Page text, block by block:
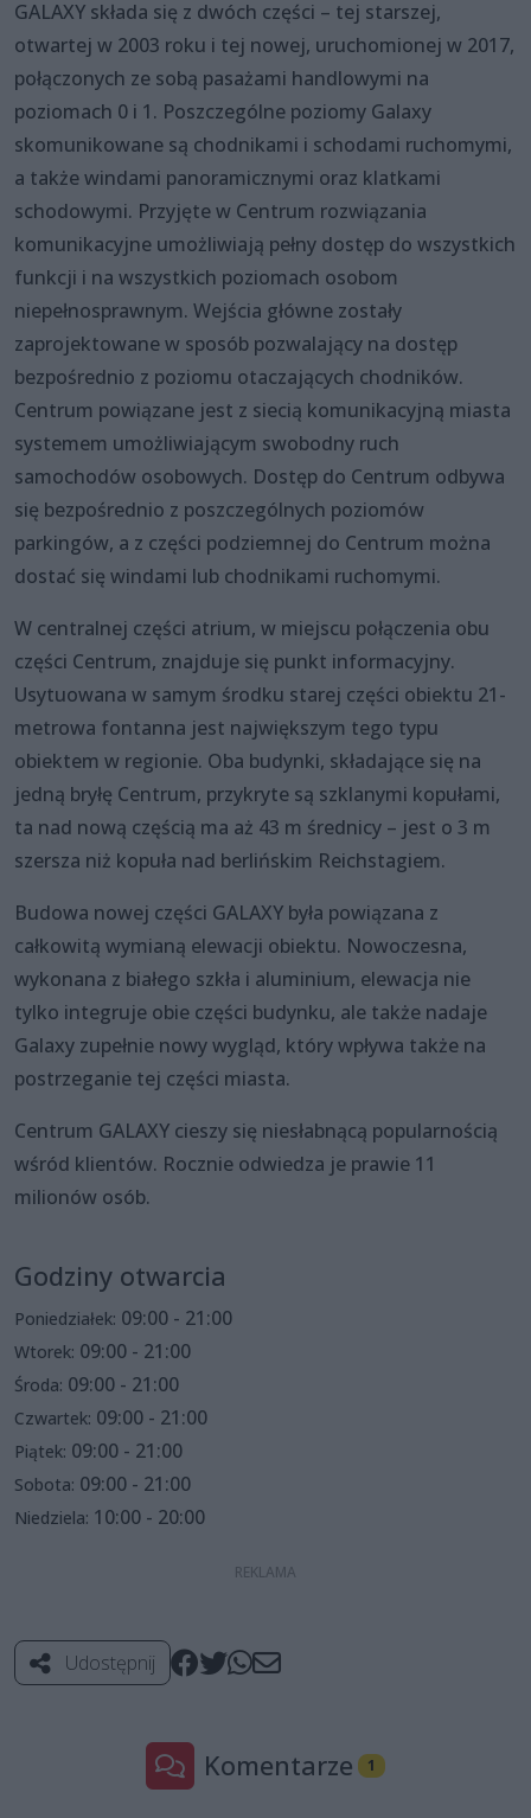
GALAXY składa się z dwóch części – tej starszej,
otwartej w 2003 roku i tej nowej, uruchomionej w 2017,
połączonych ze sobą pasażami handlowymi na
poziomach 0 i 1. Poszczególne poziomy Galaxy
skomunikowane są chodnikami i schodami ruchomymi,
a także windami panoramicznymi oraz klatkami
schodowymi. Przyjęte w Centrum rozwiązania
komunikacyjne umożliwiają pełny dostęp do wszystkich
funkcji i na wszystkich poziomach osobom
niepełnosprawnym. Wejścia główne zostały
zaprojektowane w sposób pozwalający na dostęp
bezpośrednio z poziomu otaczających chodników.
Centrum powiązane jest z siecią komunikacyjną miasta
systemem umożliwiającym swobodny ruch
samochodów osobowych. Dostęp do Centrum odbywa
się bezpośrednio z poszczególnych poziomów
parkingów, a z części podziemnej do Centrum można
dostać się windami lub chodnikami ruchomymi.
W centralnej części atrium, w miejscu połączenia obu
części Centrum, znajduje się punkt informacyjny.
Usytuowana w samym środku starej części obiektu 21-
metrowa fontanna jest największym tego typu
obiektem w regionie. Oba budynki, składające się na
jedną bryłę Centrum, przykryte są szklanymi kopułami,
ta nad nową częścią ma aż 43 m średnicy – jest o 3 m
szersza niż kopuła nad berlińskim Reichstagiem.
Budowa nowej części GALAXY była powiązana z
całkowitą wymianą elewacji obiektu. Nowoczesna,
wykonana z białego szkła i aluminium, elewacja nie
tylko integruje obie części budynku, ale także nadaje
Galaxy zupełnie nowy wygląd, który wpływa także na
postrzeganie tej części miasta.
Centrum GALAXY cieszy się niesłabnącą popularnością
wśród klientów. Rocznie odwiedza je prawie 11
milionów osób.
Godziny otwarcia
Poniedziałek: 09:00 - 21:00
Wtorek: 09:00 - 21:00
Środa: 09:00 - 21:00
Czwartek: 09:00 - 21:00
Piątek: 09:00 - 21:00
Sobota: 09:00 - 21:00
Niedziela: 10:00 - 20:00
Udostępnij
Komentarze 1